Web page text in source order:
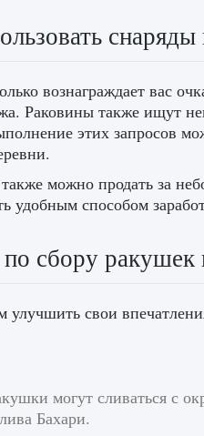
вознаграждает вас
Раковины также ищут
этих запросов
можно продать за
удобным способом
сбору ракушек
улучшить свои
могут сливаться с
Бахари.